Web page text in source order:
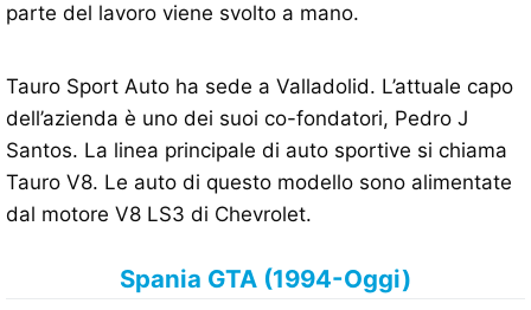
parte del lavoro viene svolto a mano.
Tauro Sport Auto ha sede a Valladolid. L’attuale capo
dell’azienda è uno dei suoi co-fondatori, Pedro J
Santos. La linea principale di auto sportive si chiama
Tauro V8. Le auto di questo modello sono alimentate
dal motore V8 LS3 di Chevrolet.
Spania GTA (1994-Oggi)